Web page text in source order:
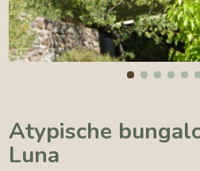
Atypische
Luna